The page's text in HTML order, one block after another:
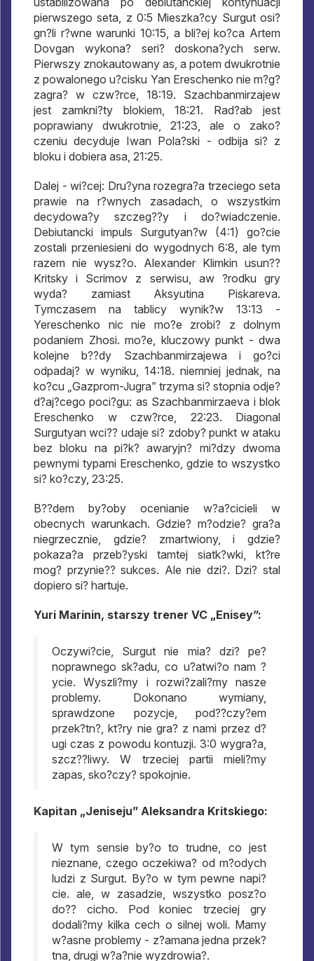
pierwszego seta, z 0:5 Mieszka?cy Surgut osi?
gn?li r?wne warunki 10:15, a bli?ej ko?ca Artem
Dovgan wykona? seri? doskona?ych serw.
Pierwszy znokautowany as, a potem dwukrotnie
z powalonego u?cisku Yan Ereschenko nie m?g?
zagra? w czw?rce, 18:19. Szachbanmirzajew
jest zamkni?ty blokiem, 18:21. Rad?ab jest
poprawiany dwukrotnie, 21:23, ale o zako?
czeniu decyduje Iwan Pola?ski - odbija si? z
bloku i dobiera asa, 21:25.
Dalej - wi?cej: Dru?yna rozegra?a trzeciego seta
prawie na r?wnych zasadach, o wszystkim
decydowa?y szczeg??y i do?wiadczenie.
Debiutancki impuls Surgutyan?w (4:1) go?cie
zostali przeniesieni do wygodnych 6:8, ale tym
razem nie wysz?o. Alexander Klimkin usun??
Kritsky i Scrimov z serwisu, aw ?rodku gry
wyda? zamiast Aksyutina Piskareva.
Tymczasem na tablicy wynik?w 13:13 -
Yereschenko nic nie mo?e zrobi? z dolnym
podaniem Zhosi. mo?e, kluczowy punkt - dwa
kolejne b??dy Szachbanmirzajewa i go?ci
odpadaj? w wyniku, 14:18. niemniej jednak, na
ko?cu „Gazprom-Jugra” trzyma si? stopnia odje?
d?aj?cego poci?gu: as Szachbanmirzaeva i blok
Ereschenko w czw?rce, 22:23. Diagonal
Surgutyan wci?? udaje si? zdoby? punkt w ataku
bez bloku na pi?k? awaryjn? mi?dzy dwoma
pewnymi typami Ereschenko, gdzie to wszystko
si? ko?czy, 23:25.
B??dem by?oby ocenianie w?a?cicieli w
obecnych warunkach. Gdzie? m?odzie? gra?a
niegrzecznie, gdzie? zmartwiony, i gdzie?
pokaza?a przeb?yski tamtej siatk?wki, kt?re
mog? przynie?? sukces. Ale nie dzi?. Dzi? stal
dopiero si? hartuje.
Yuri Marinin, starszy trener VC „Enisey”:
Oczywi?cie, Surgut nie mia? dzi? pe?
noprawnego sk?adu, co u?atwi?o nam ?
ycie. Wyszli?my i rozwi?zali?my nasze
problemy. Dokonano wymiany,
sprawdzone pozycje, pod??czy?em
przek?tn?, kt?ry nie gra? z nami przez d?
ugi czas z powodu kontuzji. 3:0 wygra?a,
szcz??liwy. W trzeciej partii mieli?my
zapas, sko?czy? spokojnie.
Kapitan „Jeniseju” Aleksandra Kritskiego:
W tym sensie by?o to trudne, co jest
nieznane, czego oczekiwa? od m?odych
ludzi z Surgut. By?o w tym pewne napi?
cie. ale, w zasadzie, wszystko posz?o
do?? cicho. Pod koniec trzeciej gry
dodali?my kilka cech o silnej woli. Mamy
w?asne problemy - z?amana jedna przek?
tna, drugi w?a?nie wyzdrowia?.